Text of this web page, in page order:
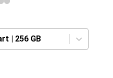
| 256 GB